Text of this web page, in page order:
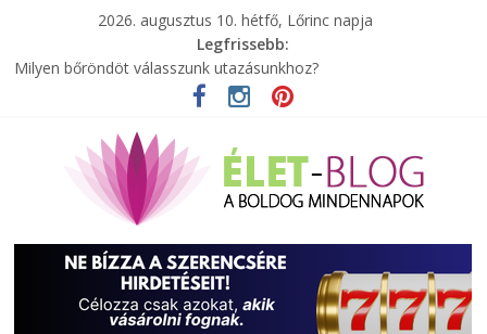
2026. augusztus 10. hétfő, Lőrinc napja
Legfrissebb:
A zöld forradalom: A mosó- és parfümtermékek környezetbarát
szempontjainak erősítése
Milyen bőröndöt válasszunk utazásunkhoz?
Elérhető zöld energia mindenki számára
Tartalék ajándék, amit szívesen megtartasz magadnak
Különleges tömörfa ládák Indiából